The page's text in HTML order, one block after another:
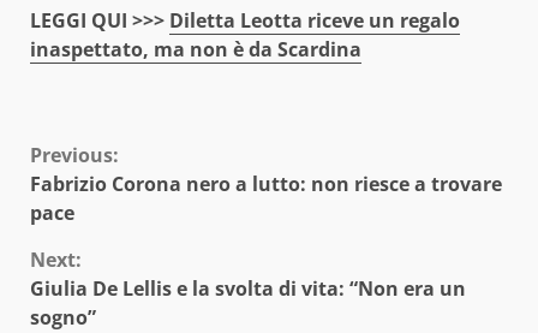
LEGGI QUI >>> Diletta Leotta riceve un regalo
inaspettato, ma non è da Scardina
Continue
Reading
Previous:
Fabrizio Corona nero a lutto: non riesce a trovare
pace
Next:
Giulia De Lellis e la svolta di vita: “Non era un
sogno”